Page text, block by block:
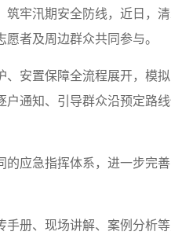
牢汛期安全防线，近日，
者及周边群众共同参与。
安置保障全流程展开，模
通知、引导群众沿预定路
应急指挥体系，进一步完
册、现场讲解、案例分析